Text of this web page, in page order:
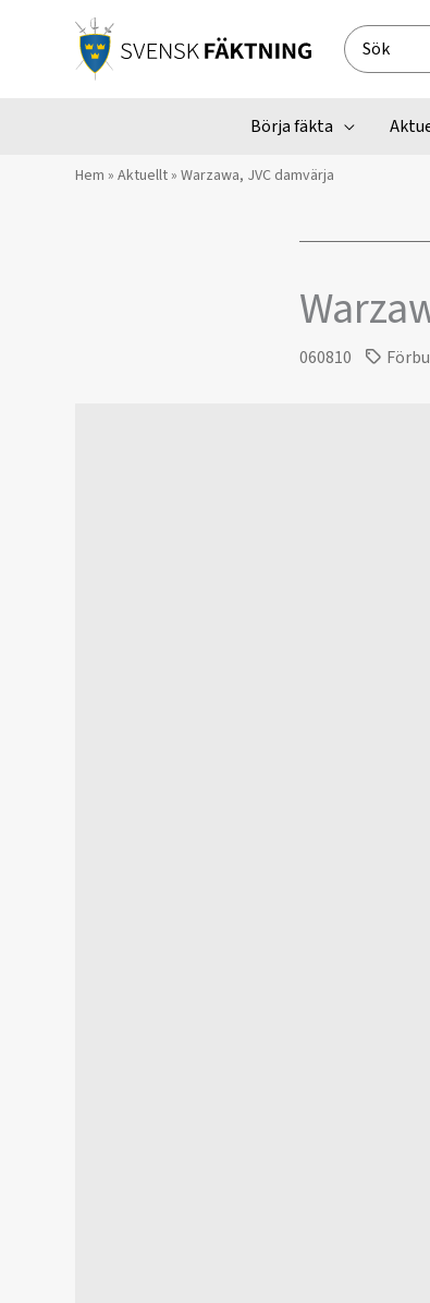
Search
for:
Börja fäkta
Hem » Aktuellt» Warzawa, JVC damvärja
060810